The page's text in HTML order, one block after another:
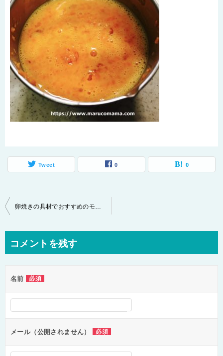
Tweet 0 0
投
ビ
ー
シ
ン
コメントを残す
名前 必須
メール（公開されません） 必須